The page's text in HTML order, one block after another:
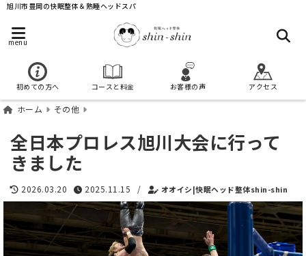
旭川市豊岡の快眠整体＆熟睡ヘッドスパ
menu
初めての方へ コースと料金 お客様の声 アクセス
ホーム その他
全日本プロレス旭川大会に行って
きました
2026.03.20 2025.11.15 / オオイシ|快眠ヘッド整体shin-shin